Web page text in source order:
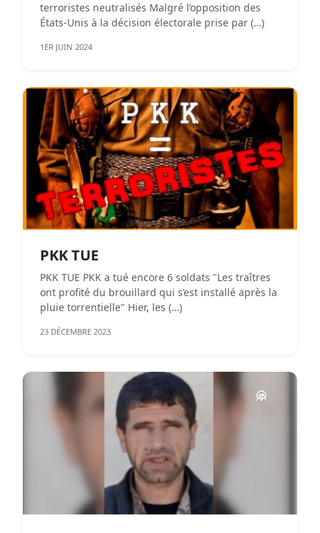
terroristes neutralisés Malgré l’opposition des
États-Unis à la décision électorale prise par (…)
1ER JUIN 2024
PKK TUE
PKK TUE PKK a tué encore 6 soldats "Les traîtres
ont profité du brouillard qui s’est installé après la
pluie torrentielle" Hier, les (…)
23 DÉCEMBRE 2023